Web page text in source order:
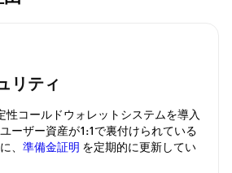
リティ
性コールドウォレットシステムを導入
ーザー資産が1:1で裏付けられている
、 準備金証明 を定期的に更新してい